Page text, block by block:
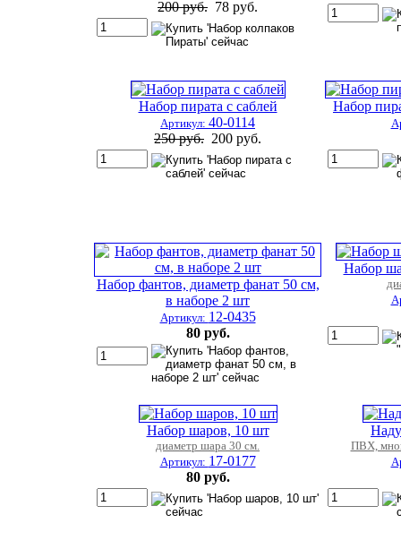
200 руб. 78 руб.
Набор пирата с саблей
Артикул: 40-0114
250 руб. 200 руб.
Набор
Набор фантов, диаметр фанат 50 см,
в наборе 2 шт
Артикул: 12-0435
80 руб.
Набор
Набор шаров, 10 шт
диаметр шара 30 см.
Артикул: 17-0177
80 руб.
ПВХ,